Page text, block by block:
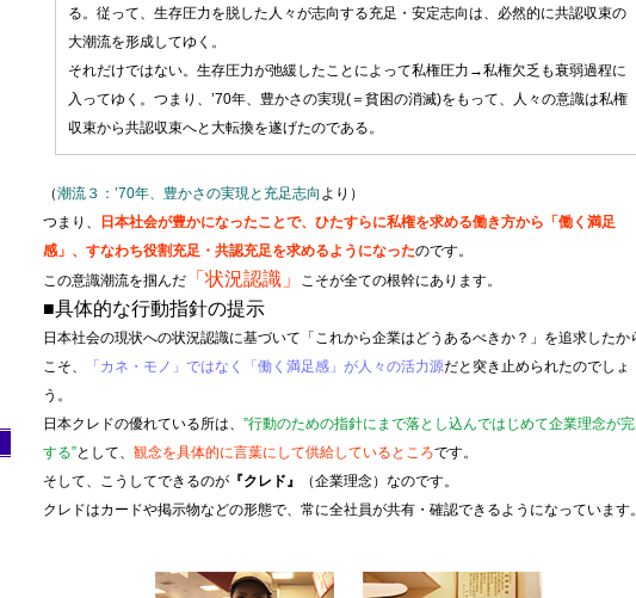
る。従って、生存圧力を脱した人々が志向する充足・安定志向は、必然的に共認収束の
大潮流を形成してゆく。
それだけではない。生存圧力が弛緩したことによって私権圧力→私権欠乏も衰弱過程に
入ってゆく。つまり、’70年、豊かさの実現(＝貧困の消滅)をもって、人々の意識は私権
収束から共認収束へと大転換を遂げたのである。
（潮流３：’70年、豊かさの実現と充足志向 より）
つまり、
日本社会が豊かになったことで、ひたすらに私権を求める働き方から「働く満足
感」、すなわち役割充足・共認充足を求めるようになったのです。
この意識潮流を掴んだ
「状況認識」 こそが全ての根幹にあります。
■具体的な行動指針の提示
日本社会の現状への状況認識に基づいて「これから企業はどうあるべきか？」を追求したか
こそ、
「カネ・モノ」ではなく「働く満足感」が人々の活力源だと突き止められたのでしょ
う。
日本クレドの優れている所は、 ”行動のための指針にまで落とし込んではじめて企業理念が
する”として、 観念を具体的に言葉にして供給しているところです。
そして、こうしてできるのが 『クレド』
（企業理念）なのです。
クレドはカードや掲示物などの形態で、常に全社員が共有・確認できるようになっています。